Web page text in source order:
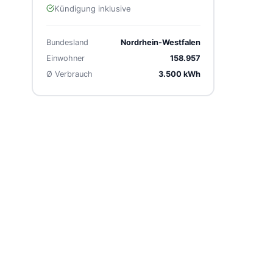
Kündigung inklusive
Bundesland
Nordrhein-Westfalen
Einwohner
158.957
Ø Verbrauch
3.500 kWh